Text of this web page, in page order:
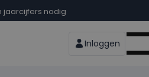
jaarcijfers nodig
starter en ZZP’er
met een BKR registratie
Inloggen